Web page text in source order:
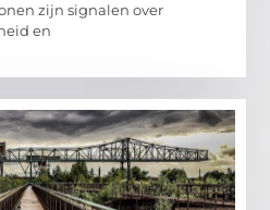
zijn signalen over
en